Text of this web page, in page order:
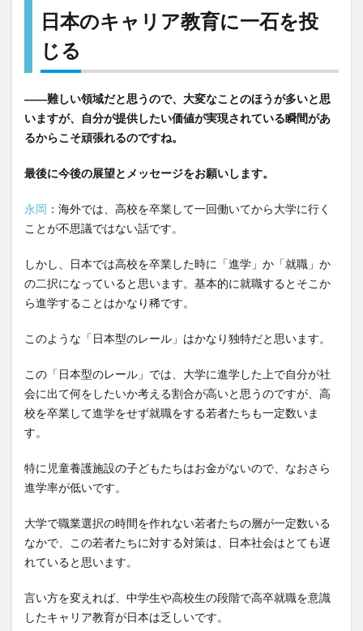
日本のキャリア教育に一石を投
じる
――難しい領域だと思うので、大変なことのほうが多いと思
いますが、自分が提供したい価値が実現されている瞬間があ
るからこそ頑張れるのですね。
最後に今後の展望とメッセージをお願いします。
永岡 ：海外では、高校を卒業して一回働いてから大学に行く
ことが不思議ではない話です。
しかし、日本では高校を卒業した時に「進学」か「就職」か
の二択になっていると思います。基本的に就職するとそこか
ら進学することはかなり稀です。
このような「日本型のレール」はかなり独特だと思います。
この「日本型のレール」では、大学に進学した上で自分が社
会に出て何をしたいか考える割合が高いと思うのですが、高
校を卒業して進学をせず就職をする若者たちも一定数いま
す。
特に児童養護施設の子どもたちはお金がないので、なおさら
進学率が低いです。
大学で職業選択の時間を作れない若者たちの層が一定数いる
なかで、この若者たちに対する対策は、日本社会はとても遅
れていると思います。
言い方を変えれば、中学生や高校生の段階で高卒就職を意識
したキャリア教育が日本は乏しいです。